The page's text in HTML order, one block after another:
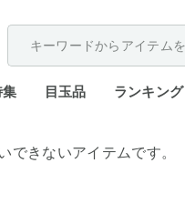
集 目玉品 ランキング
できないアイテムです。